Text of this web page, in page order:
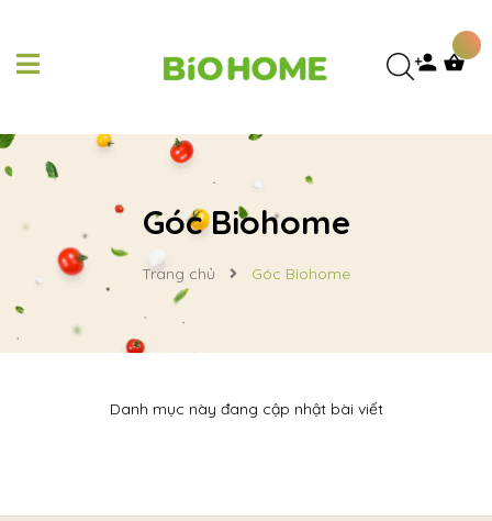
Góc Biohome
Trang chủ Góc Biohome
Danh mục này đang cập nhật bài viết